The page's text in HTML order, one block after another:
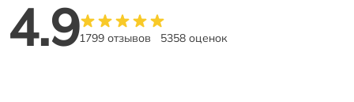
4.91799 отзывов 5358 оценок